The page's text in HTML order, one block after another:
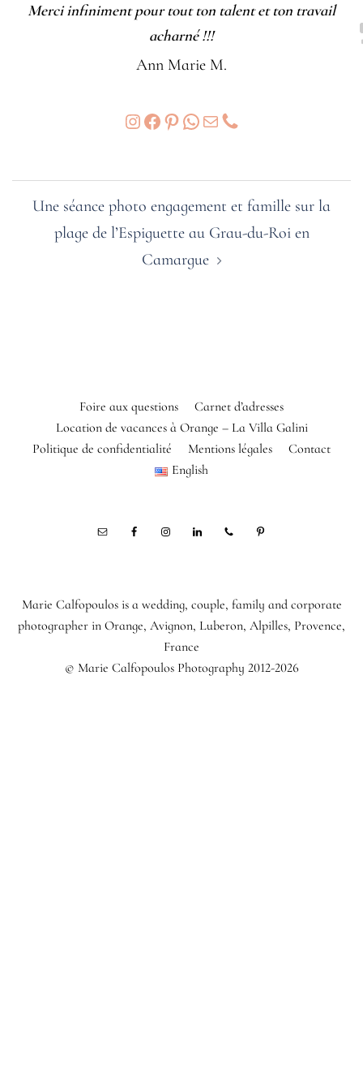
Merci infiniment pour tout ton talent et ton travail
acharné !!!
Ann Marie M.
Instagram
Facebook
Pinterest
WhatsApp
E-mailPhone
d’article
Une séance photo engagement et famille sur la
plage de l’Espiguette au Grau-du-Roi en
Camargue
Foire aux questions
Carnet d’adresses
Location de vacances à Orange – La Villa Galini
Politique de confidentialité
Mentions légales
Contact
English
Marie Calfopoulos is a wedding, couple, family and corporate
photographer in Orange, Avignon, Luberon, Alpilles, Provence,
France
© Marie Calfopoulos Photography 2012-2026